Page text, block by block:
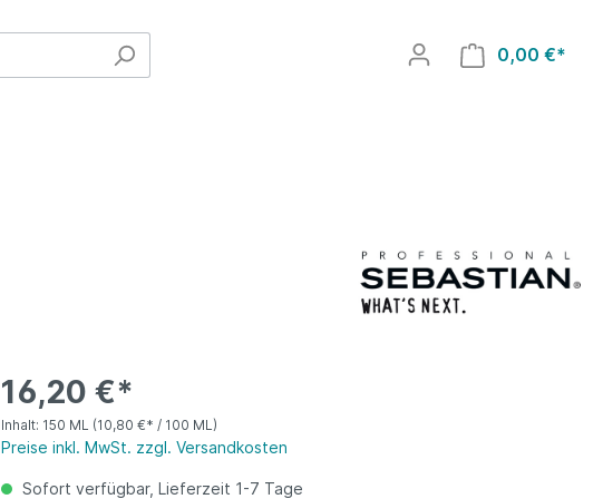
0,00 €*
16,20 €*
Inhalt: 150 ML (10,80 €* / 100 ML)
Preise inkl. MwSt. zzgl. Versandkosten
Sofort verfügbar, Lieferzeit 1-7 Tage